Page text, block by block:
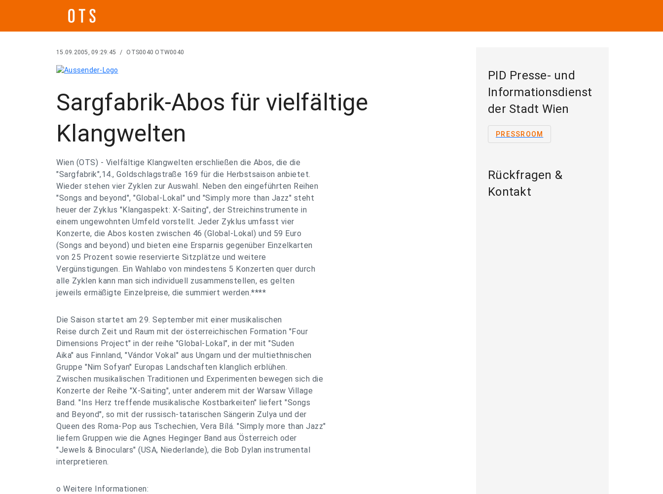
15.09.2005, 09:29:45 / OTS0040 OTW0040
Sargfabrik-Abos für vielfältige
Klangwelten
Wien (OTS) - Vielfältige Klangwelten erschließen die Abos, die die
"Sargfabrik",14., Goldschlagstraße 169 für die Herbstsaison anbietet.
Wieder stehen vier Zyklen zur Auswahl. Neben den eingeführten Reihen
"Songs and beyond", "Global-Lokal" und "Simply more than Jazz" steht
heuer der Zyklus "Klangaspekt: X-Saiting", der Streichinstrumente in
einem ungewohnten Umfeld vorstellt. Jeder Zyklus umfasst vier
Konzerte, die Abos kosten zwischen 46 (Global-Lokal) und 59 Euro
(Songs and beyond) und bieten eine Ersparnis gegenüber Einzelkarten
von 25 Prozent sowie reservierte Sitzplätze und weitere
Vergünstigungen. Ein Wahlabo von mindestens 5 Konzerten quer durch
alle Zyklen kann man sich individuell zusammenstellen, es gelten
jeweils ermäßigte Einzelpreise, die summiert werden.****
Die Saison startet am 29. September mit einer musikalischen
Reise durch Zeit und Raum mit der österreichischen Formation "Four
Dimensions Project" in der reihe "Global-Lokal", in der mit "Suden
Aika" aus Finnland, "Vándor Vokal" aus Ungarn und der multiethnischen
Gruppe "Nim Sofyan" Europas Landschaften klanglich erblühen.
Zwischen musikalischen Traditionen und Experimenten bewegen sich die
Konzerte der Reihe "X-Saiting", unter anderem mit der Warsaw Village
Band. "Ins Herz treffende musikalische Kostbarkeiten" liefert "Songs
and Beyond", so mit der russisch-tatarischen Sängerin Zulya und der
Queen des Roma-Pop aus Tschechien, Vera Bílá. "Simply more than Jazz"
liefern Gruppen wie die Agnes Heginger Band aus Österreich oder
"Jewels & Binoculars" (USA, Niederlande), die Bob Dylan instrumental
interpretieren.
o Weitere Informationen:
PID Presse- und
Informationsdienst
der Stadt Wien
PRESSROOM
Rückfragen &
Kontakt